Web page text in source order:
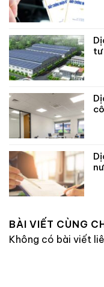
BÀI VIẾT CÙNG
Không có bài viết